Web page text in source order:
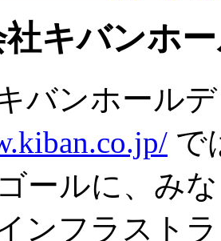
社キバンホ
バンホール
で
ールに、み
ンフラスト